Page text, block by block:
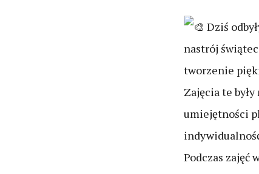
Dziś
nastrój
tworzenie
Zajęcia te
umiejętności
Podczas zajęć